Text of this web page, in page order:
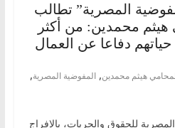
المصرية” تطالب
هيثم محمدين: من أكثر
حياتهم دفاعا عن العمال
هيثم محمدين, المفوضية المصرية,
للحقوق والحريات، بالإفراج